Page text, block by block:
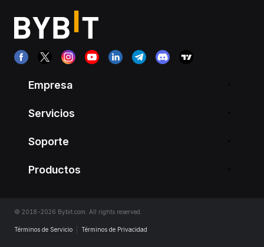
Empresa
Servicios
Soporte
Productos
© 2018-2026 Bybit.com. All rights reserved.
Términos de Servicio Términos de Privacidad